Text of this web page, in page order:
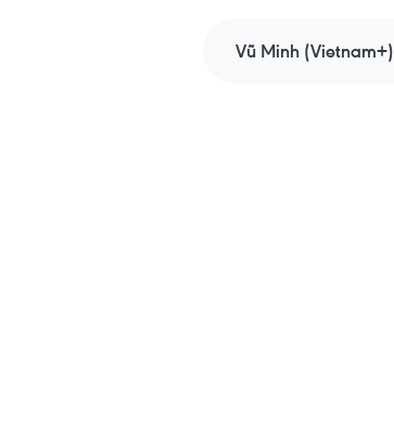
Vũ Minh (Vietnam+)